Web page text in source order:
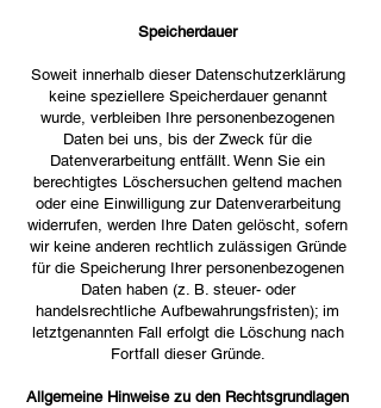
Speicherdauer
Soweit innerhalb dieser Datenschutzerklärung
keine speziellere Speicherdauer genannt
wurde, verbleiben Ihre personenbezogenen
Daten bei uns, bis der Zweck für die
Datenverarbeitung entfällt. Wenn Sie ein
berechtigtes Löschersuchen geltend machen
oder eine Einwilligung zur Datenverarbeitung
widerrufen, werden Ihre Daten gelöscht, sofern
wir keine anderen rechtlich zulässigen Gründe
für die Speicherung Ihrer personenbezogenen
Daten haben (z. B. steuer- oder
handelsrechtliche Aufbewahrungsfristen); im
letztgenannten Fall erfolgt die Löschung nach
Fortfall dieser Gründe.
Allgemeine Hinweise zu den Rechtsgrundlagen